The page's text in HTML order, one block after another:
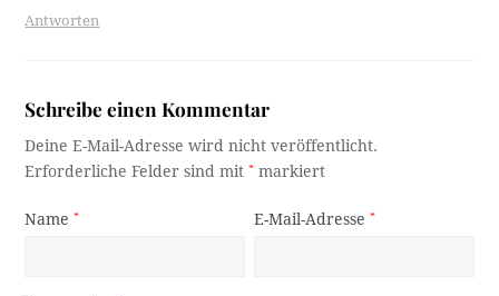
Antworten
Schreibe einen Kommentar
Deine E-Mail-Adresse wird nicht veröffentlicht.
Erforderliche Felder sind mit* markiert
Name* E-Mail-Adresse*